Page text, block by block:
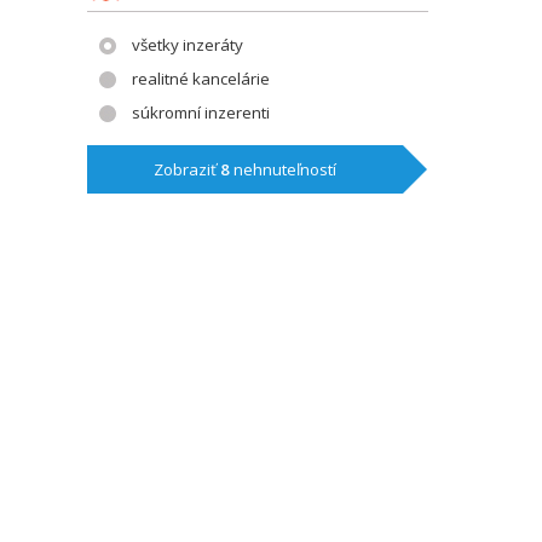
všetky inzeráty
realitné kancelárie
súkromní inzerenti
Zobraziť8nehnuteľností